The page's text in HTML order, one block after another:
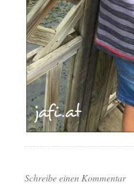
Schreibe einen Kommentar